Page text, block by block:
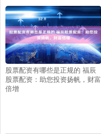
股票配资有哪些是正规的 福辰
股票配资：助您投资扬帆，财富
倍增